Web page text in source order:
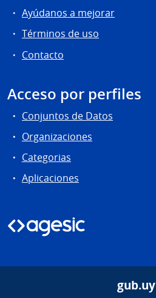
Ayúdanos a mejorar
Términos de uso
Contacto
Acceso por perfiles
Conjuntos de Datos
Organizaciones
Categorias
Aplicaciones
gub.uy